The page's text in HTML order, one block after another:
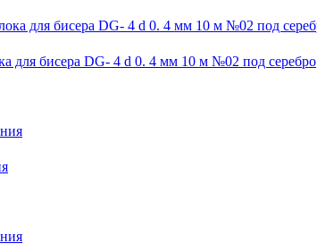
для бисера DG- 4 d 0. 4 мм 10 м №02 под серебро